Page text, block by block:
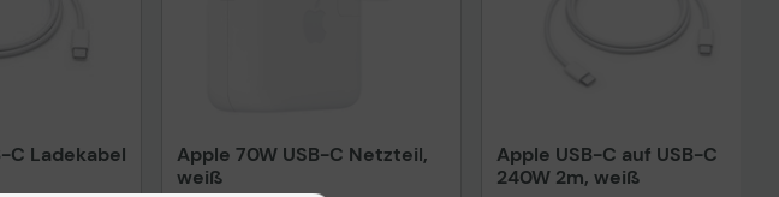
C Ladekabel
Apple 70W USB-C Netzteil,
weiß
Apple USB-C auf USB-C
240W 2m, weiß